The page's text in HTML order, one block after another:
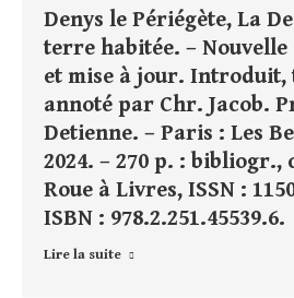
Denys le Périégète, La
terre habitée. –
et mise à jour.
annoté par Chr. Jacob.
Detienne. – Paris : Les
2024. – 270 p. : bibliogr.,
Roue à Livres, ISSN :
ISBN : 978.2.251.45539.6.
Lire la suite